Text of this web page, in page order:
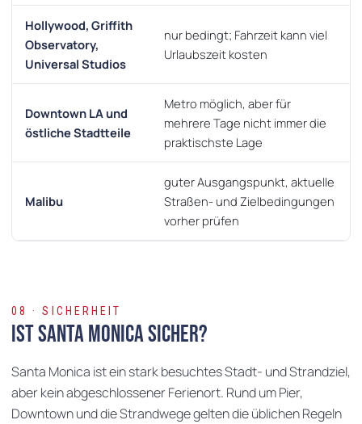
Hollywood, Griffith
Observatory,
Universal Studios
nur bedingt; Fahrzeit kann viel
Urlaubszeit kosten
Downtown LA und
östliche Stadtteile
Metro möglich, aber für
mehrere Tage nicht immer die
praktischste Lage
Malibu
guter Ausgangspunkt, aktuelle
Straßen- und Zielbedingungen
vorher prüfen
08 · SICHERHEIT
Ist Santa Monica sicher?
Santa Monica ist ein stark besuchtes Stadt- und Strandziel,
aber kein abgeschlossener Ferienort. Rund um Pier,
Downtown und die Strandwege gelten die üblichen Regeln